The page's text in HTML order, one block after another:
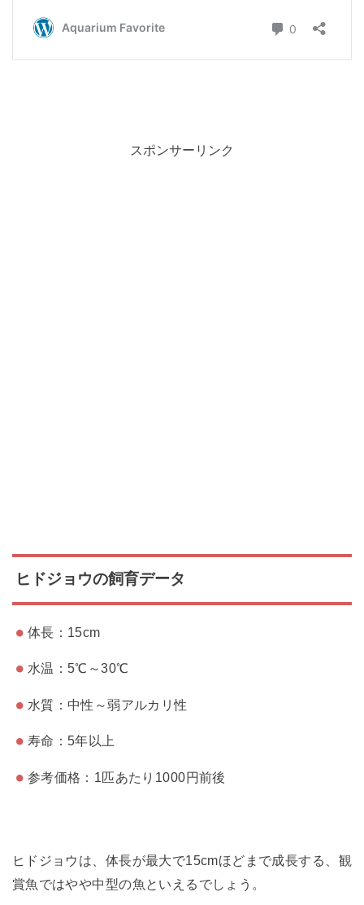
スポンサーリンク
ヒドジョウの飼育データ
体長：15cm
水温：5℃～30℃
水質：中性～弱アルカリ性
寿命：5年以上
参考価格：1匹あたり1000円前後
ヒドジョウは、体長が最大で15cmほどまで成長する、観
賞魚ではやや中型の魚といえるでしょう。